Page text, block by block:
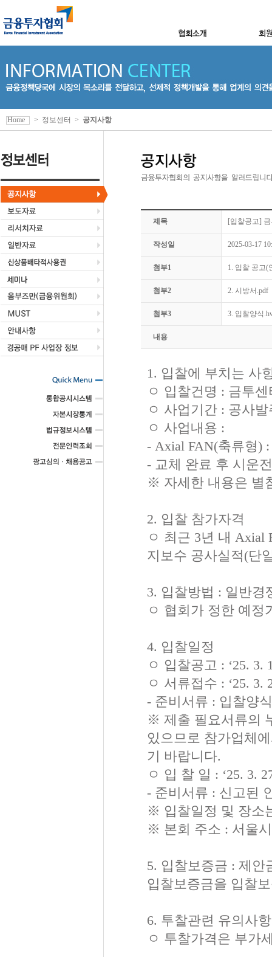
Home > 정보센터 > 공지사항
제목 [입찰공고]
작성일 2025-03-17
첨부1 1. 입찰 공고(
첨부2 2. 시방서.pdf
첨부3 3. 입찰양식
내용
1. 입찰에 부치는 사
ㅇ 입찰건명 : 금투
ㅇ 사업기간 : 공사
ㅇ 사업내용 :
- Axial FAN(축류형) :
- 교체 완료 후 시운
※ 자세한 내용은 별
2. 입찰 참가자격
ㅇ 최근 3년 내 Axial
지보수 공사실적(단
3. 입찰방법 : 일반경
ㅇ 협회가 정한 예
4. 입찰일정
ㅇ 입찰공고 : ‘25.
ㅇ 서류접수 : ‘25.
- 준비서류 : 입찰양
※ 제출 필요서류의
있으므로 참가업체
기 바랍니다.
ㅇ 입 찰 일 : ‘25. 3.
- 준비서류 : 신고된
※ 입찰일정 및 장소
※ 본회 주소 : 서울
5. 입찰보증금 : 제안
입찰보증금을 입찰
6. 투찰관련 유의사항
ㅇ 투찰가격은 부가